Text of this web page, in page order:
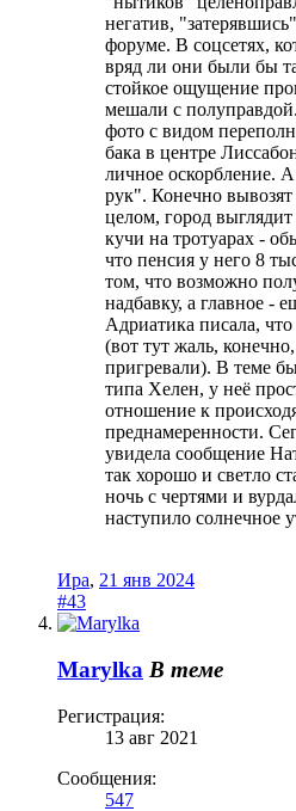
негатив,
форуме. В соцсетях,
вряд ли они были бы
стойкое ощущение
мешали с
фото с видом
бака в центре
личное оскорбление.
рук". Конечно
целом, город
кучи на тротуарах -
что пенсия у него 8
том, что возможно
надбавку, а главное -
Адриатика писала,
(вот тут жаль,
пригревали). В теме
типа Хелен, у неё
отношение к
преднамеренности.
увидела сообщение
так хорошо и светло
ночь с чертями и
наступило солнечное
Ира, 21 янв 2024
#43
Marylka В теме
Регистрация:
13 авг 2021
Сообщения:
547